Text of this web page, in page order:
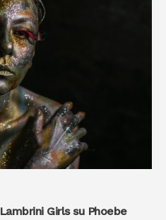
Lambrini Girls su Phoebe